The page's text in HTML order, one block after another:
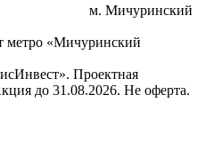
м. Мичуринский
метро «Мичуринский
Проектная
до 31.08.2026. Не оферта.